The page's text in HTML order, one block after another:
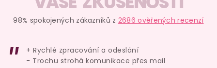
Do košíku Do košíku
98% spokojených zákazníků z 2686 ověřených recenzí
+ Rychlé zpracování a odeslání
- Trochu strohá komunikace přes mail